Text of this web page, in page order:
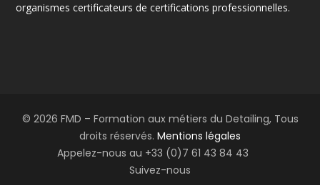
organismes certificateurs de certifications professionnelles.
© 2026 FMD – Formation aux métiers du Detailing, Tous
droits réservés. Mentions légales
Appelez-nous au +33 (0)7 61 43 84 43
Suivez-nous